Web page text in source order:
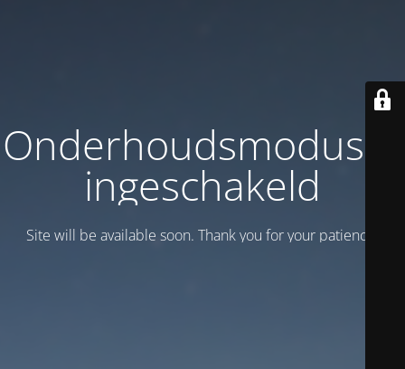
Onderhoudsmodus is
ingeschakeld
Site will be available soon. Thank you for your patience!